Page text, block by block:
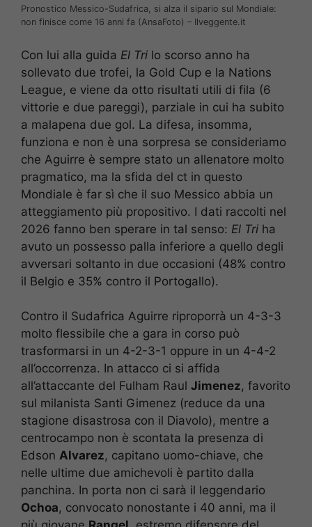
Pronostico Messico-Sudafrica, si alza il sipario sul Mondiale:
non finisce come 16 anni fa (AnsaFoto) – Ilveggente.it
Con lui alla guida El Tri lo scorso anno ha
sollevato due trofei, la Gold Cup e la Nations
League, e viene da otto risultati utili di fila (6
vittorie e due pareggi), parziale in cui ha subito
a malapena due gol. La difesa, insomma,
funziona e non è una sorpresa se consideriamo
che Aguirre è sempre stato un allenatore molto
pragmatico, ma la sfida del ct in questo
Mondiale è far sì che il suo Messico abbia un
atteggiamento più propositivo. I dati raccolti nel
2026 fanno ben sperare in tal senso: El Tri ha
avuto un possesso palla inferiore a quello degli
avversari soltanto in due occasioni (48% contro
il Belgio e 35% contro il Portogallo).
Contro il Sudafrica Aguirre riproporrà un 4-3-3
molto flessibile che a gara in corso può
trasformarsi in un 4-2-3-1 oppure in un 4-4-2
all’occorrenza. In attacco ci si affida
all’attaccante del Fulham Raul Jimenez, favorito
sul milanista Santi Gimenez (reduce da una
stagione disastrosa con il Diavolo), mentre a
centrocampo non è scontata la presenza di
Edson Alvarez, capitano uomo-chiave, che
nelle ultime due amichevoli è partito dalla
panchina. In porta non ci sarà il leggendario
Ochoa, convocato nonostante i 40 anni, ma il